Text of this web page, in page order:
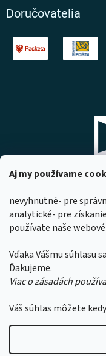
Aj my používame
nevyhnutné- pre
analytické- pre
používate naše
Vďaka Vášmu súhlasu
Ďakujeme.
Viac o zásadách
Váš súhlas môžete
Z dôvodu
zamestnancami sa
objednávok
Ďakujeme za
Doručovatelia
947 01
IČO: